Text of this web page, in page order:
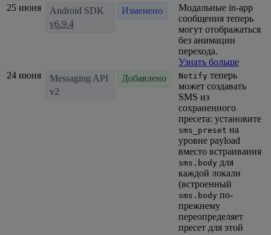
25 июня
Android SDK
v6.9.4
Изменено
Модальные in-app
сообщения теперь
могут отображаться
без анимации
перехода.
Узнать больше
24 июня
Messaging API
v2
Добавлено Notify теперь
может создавать
SMS из
сохраненного
пресета: установите
sms_preset на
уровне payload
вместо встраивания
sms.body для
каждой локали
(встроенный
sms.body по-
прежнему
переопределяет
пресет для этой